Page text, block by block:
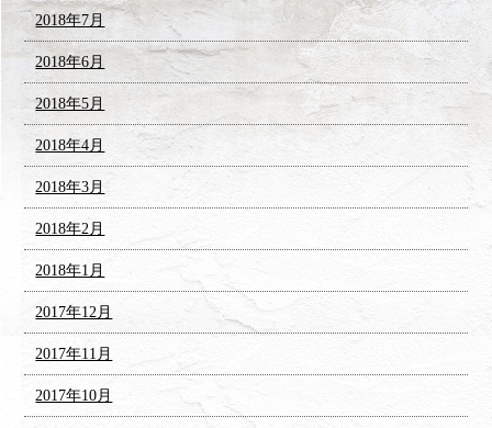
2018年7月
2018年6月
2018年5月
2018年4月
2018年3月
2018年2月
2018年1月
2017年12月
2017年11月
2017年10月